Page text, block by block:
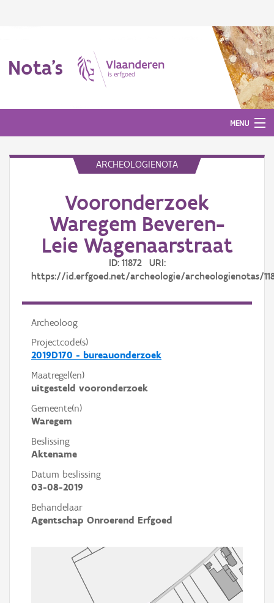
Nota's
MENU
ARCHEOLOGIENOTA
Vooronderzoek
Waregem Beveren-
Leie Wagenaarstraat
ID: 11872 URI:
https://id.erfgoed.net/archeologie/archeologienotas/
Archeoloog
Projectcode(s)
2019D170 - bureauonderzoek
Maatregel(en)
uitgesteld vooronderzoek
Gemeente(n)
Waregem
Beslissing
Aktename
Datum beslissing
03-08-2019
Behandelaar
Agentschap Onroerend Erfgoed